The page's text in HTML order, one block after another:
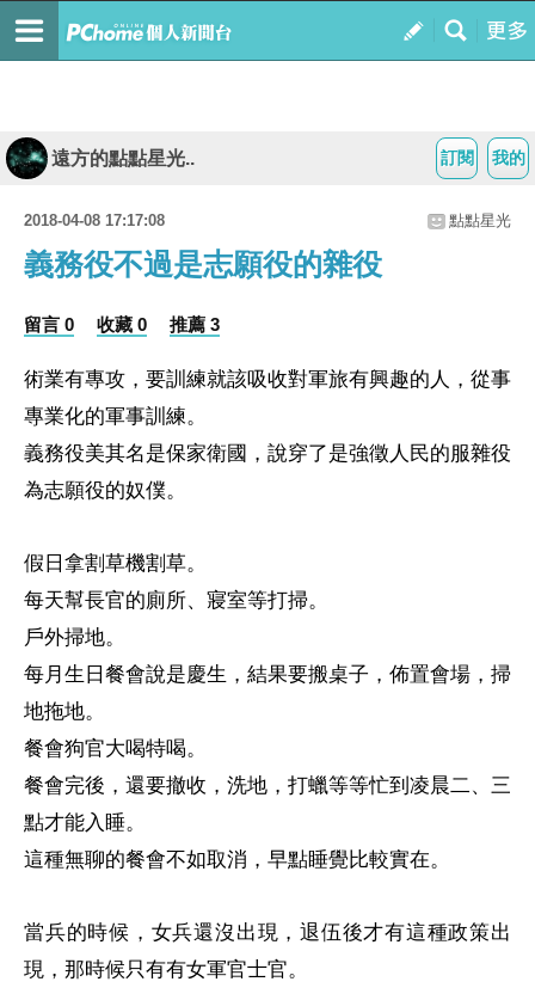
我的
訂閱
遠方的點點星光..
2018-04-08 17:17:08 點點星光
義務役不過是志願役的雜役
留言 0 收藏 0 推薦 3
術業有專攻，要訓練就該吸收對軍旅有興趣的人，從事
專業化的軍事訓練。
義務役美其名是保家衛國，說穿了是強徵人民的服雜役
為志願役的奴僕。
假日拿割草機割草。
每天幫長官的廁所、寢室等打掃。
戶外掃地。
每月生日餐會說是慶生，結果要搬桌子，佈置會場，掃
地拖地。
餐會狗官大喝特喝。
餐會完後，還要撤收，洗地，打蠟等等忙到凌晨二、三
點才能入睡。
這種無聊的餐會不如取消，早點睡覺比較實在。
當兵的時候，女兵還沒出現，退伍後才有這種政策出
現，那時候只有有女軍官士官。